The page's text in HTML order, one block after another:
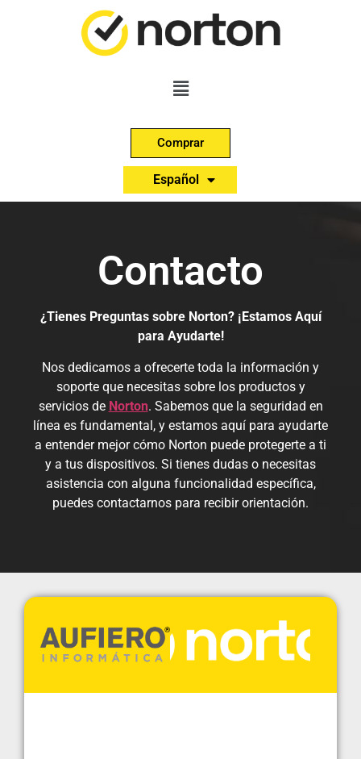
Comprar
Español
English
Português
Contacto
¿Tienes Preguntas sobre Norton? ¡Estamos Aquí
para Ayudarte!
Nos dedicamos a ofrecerte toda la información y
soporte que necesitas sobre los productos y
servicios de Norton. Sabemos que la seguridad en
línea es fundamental, y estamos aquí para ayudarte
a entender mejor cómo Norton puede protegerte a ti
y a tus dispositivos. Si tienes dudas o necesitas
asistencia con alguna funcionalidad específica,
puedes contactarnos para recibir orientación.